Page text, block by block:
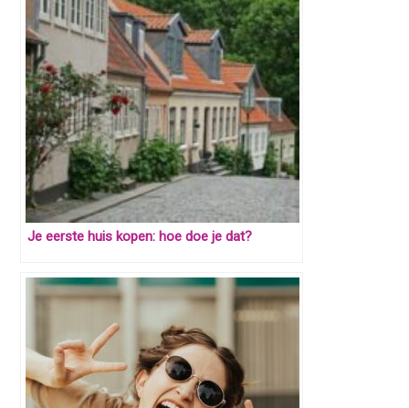
Je eerste huis kopen: hoe doe je dat?